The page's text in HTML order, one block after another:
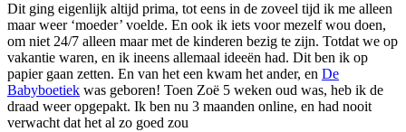
Dit ging eigenlijk altijd prima, tot eens in de zoveel tijd ik me alleen
maar weer ‘moeder’ voelde. En ook ik iets voor mezelf wou doen,
om niet 24/7 alleen maar met de kinderen bezig te zijn. Totdat we op
vakantie waren, en ik ineens allemaal ideeën had. Dit ben ik op
papier gaan zetten. En van het een kwam het ander, en De
Babyboetiek was geboren! Toen Zoë 5 weken oud was, heb ik de
draad weer opgepakt. Ik ben nu 3 maanden online, en had nooit
verwacht dat het al zo goed zou